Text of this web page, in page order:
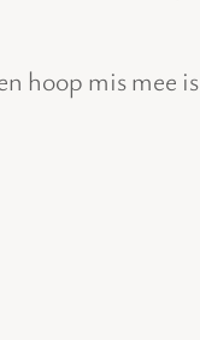
hoop mis mee